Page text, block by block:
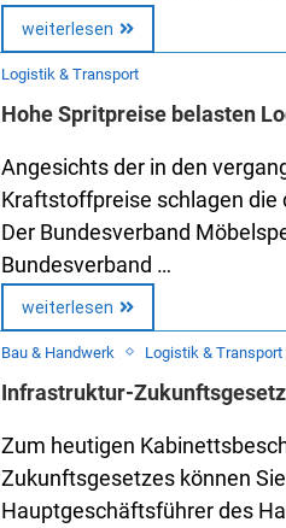
weiterlesen
Logistik & Transport
Hohe Spritpreise belasten
Angesichts der in den
Kraftstoffpreise schlagen
Der Bundesverband
Bundesverband …
weiterlesen
Bau & Handwerk Logistik & Transport
Infrastruktur-
Zum heutigen
Zukunftsgesetzes können
Hauptgeschäftsführer des